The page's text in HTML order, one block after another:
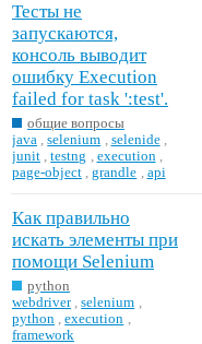
Тесты не
запускаются,
консоль выводит
ошибку Execution
failed for task ':test'.
общие вопросы
java
,selenium selenide
junit ,testng execution
page-object ,grandle api
Как правильно
искать элементы при
помощи Selenium
python
webdriver ,selenium
python
,execution
framework